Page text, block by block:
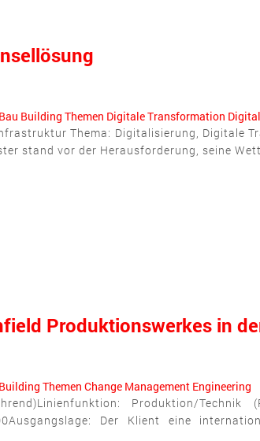
Bau Building Themen Digitale Transformation
Thema: Digitalisierung,
stand vor der Herausforderung, seine
Produktionswerkes in
Building Themen Change Management Engineering
Produktion/Technik
Der Klient eine